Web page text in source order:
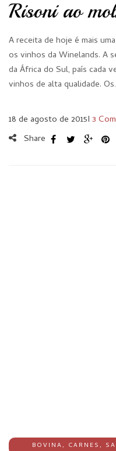
Risoni ao
A receita de hoje é mais
os vinhos da Winelands. A
da África do Sul, país cada
vinhos de alta qualidade.
18 de agosto de 2015I 3
Share
BOVINA, CARNES,